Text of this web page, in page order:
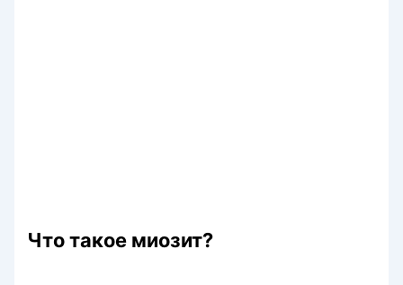
Что такое миозит?